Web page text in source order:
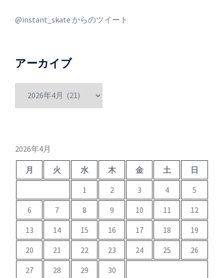
@instant_skate からのツイート
アーカイブ
2026年4月
月 火 水 木 金 土
日
1
2 3 4
5
6
7 8 9 10 11
12
13
14 15 16 17 18
19
20
21 22 23 24 25
26
27
28 29
30